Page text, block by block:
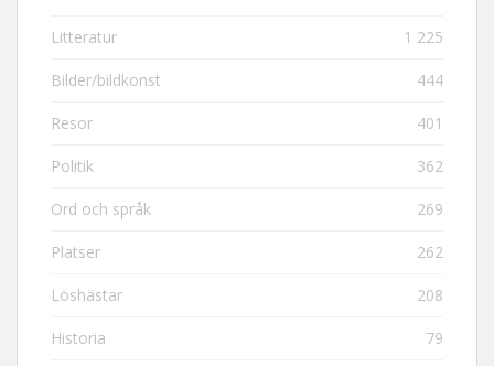
Litteratur 1 225
Bilder/bildkonst 444
Resor 401
Politik 362
Ord och språk 269
Platser 262
Löshästar 208
Historia 79